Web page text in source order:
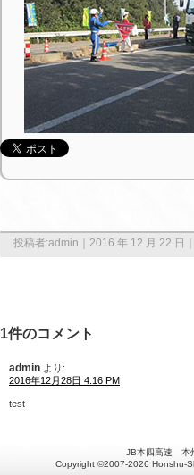
投稿者:admin｜2016 年 12 月 22 日
1件のコメント
admin より:
2016年12月28日 4:16 PM
test
JB本四高速 本
Copyright ©2007-2026 Honshu-